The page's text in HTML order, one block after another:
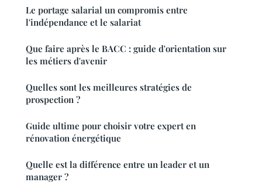
Le portage salarial un compromis entre
l'indépendance et le salariat
Que faire après le BACC : guide d'orientation sur
les métiers d'avenir
Quelles sont les meilleures stratégies de
prospection ?
Guide ultime pour choisir votre expert en
rénovation énergétique
Quelle est la différence entre un leader et un
manager ?